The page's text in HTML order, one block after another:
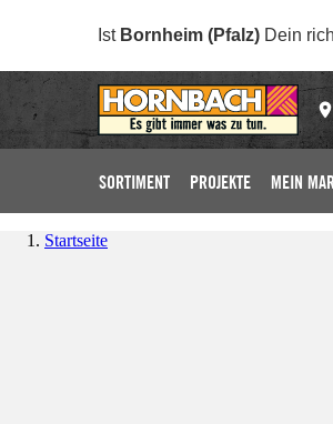
Ist Bornheim (Pfalz) Dein
SORTIMENT PROJEKTE MEIN
Startseite